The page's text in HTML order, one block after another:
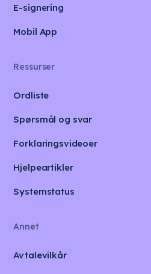
E-signering
Mobil App
Ressurser
Ordliste
Spørsmål og svar
Forklaringsvideoer
Hjelpeartikler
Systemstatus
Annet
Avtalevilkår